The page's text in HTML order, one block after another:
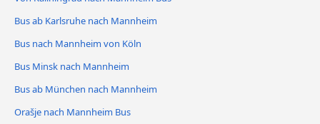
Bus ab Karlsruhe nach Mannheim
Bus nach Mannheim von Köln
Bus Minsk nach Mannheim
Bus ab München nach Mannheim
Orašje nach Mannheim Bus